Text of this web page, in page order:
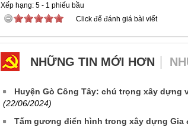
Xếp hạng: 5 - 1 phiếu bầu
Click để đánh giá bài viết
NHỮNG TIN MỚI HƠN
Huyện Gò Công Tây: chú trọng xây
(22/06/2024)
Tấm gương điển hình trong xây dựng Gia